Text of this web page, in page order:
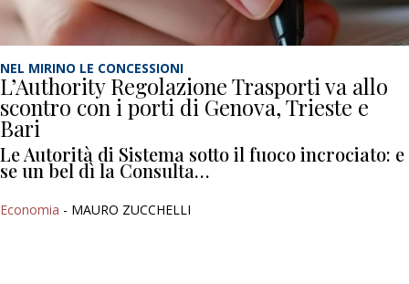
NEL MIRINO LE CONCESSIONI
L’Authority Regolazione Trasporti va allo
scontro con i porti di Genova, Trieste e
Bari
Le Autorità di Sistema sotto il fuoco incrociato: e
se un bel dì la Consulta…
Economia - MAURO ZUCCHELLI